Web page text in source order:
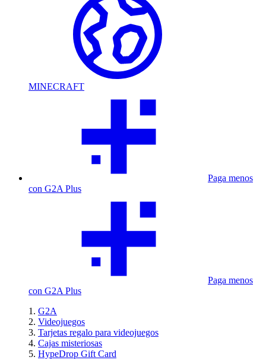
MINECRAFT
Paga menos
con G2A Plus
Paga menos
con G2A Plus
G2A
Videojuegos
Tarjetas regalo para videojuegos
Cajas misteriosas
HypeDrop Gift Card